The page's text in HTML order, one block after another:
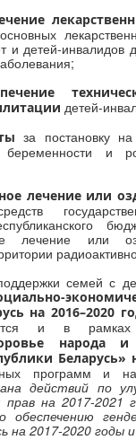
и детей-инвалидов
детей-
за постановку
беременности и
лечение или
лечение или
семей с
на 2016–2020
и в
народа и
Беларусь»
программ и
действий по
на 2017-2021
обеспечению
на 2017-2020 годы